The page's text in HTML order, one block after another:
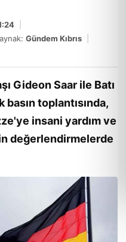
Gündem Kıbrıs
Gideon Saar ile Batı
toplantısında,
insani yardım ve
değerlendirmelerde